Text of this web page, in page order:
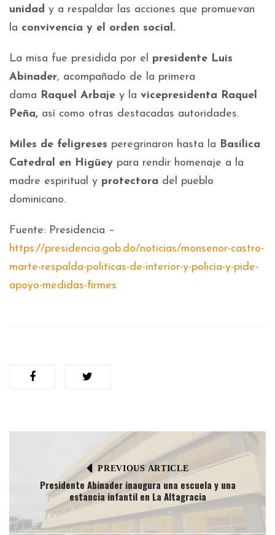
unidad y a respaldar las acciones que promuevan
la convivencia y el orden social.
La misa fue presidida por el presidente Luis
Abinader, acompañado de la primera
dama Raquel Arbaje y la vicepresidenta Raquel
Peña, así como otras destacadas autoridades.
Miles de feligreses peregrinaron hasta la Basílica
Catedral en Higüey para rendir homenaje a la
madre espiritual y protectora del pueblo
dominicano.
Fuente: Presidencia –
https://presidencia.gob.do/noticias/monsenor-castro-
marte-respalda-politicas-de-interior-y-policia-y-pide-
apoyo-medidas-firmes
PREVIOUS ARTICLE
Presidente Abinader inaugura una escuela y una
estancia infantil en La Altagracia